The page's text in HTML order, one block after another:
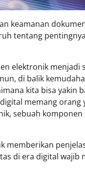
keamanan
tentang
elektronik menjadi
di balik
kita bisa yakin
memang orang
sebuah komponen
memberikan
di era digital wajib